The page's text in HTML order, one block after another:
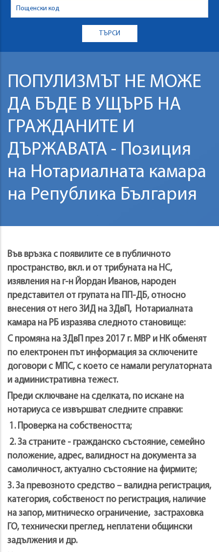
ПОПУЛИЗМЪТ НЕ МОЖЕ
ДА БЪДЕ В УЩЪРБ НА
ГРАЖДАНИТЕ И
ДЪРЖАВАТА - Позиция
на Нотариалната камара
на Република България
Във връзка с появилите се в публичното
пространство, вкл. и от трибуната на НС,
изявления на г-н Йордан Иванов, народен
представител от групата на ПП-ДБ, относно
внесения от него ЗИД на ЗДвП, Нотариалната
камара на РБ изразява следното становище:
С промяна на ЗДвП през 2017 г. МВР и НК обменят
по електронен път информация за сключените
договори с МПС, с което се намали регулаторната
и административна тежест.
Преди сключване на сделката, по искане на
нотариуса се извършват следните справки:
1. Проверка на собствеността;
2. За страните - гражданско състояние, семейно
положение, адрес, валидност на документа за
самоличност, актуално състояние на фирмите;
3. За превозното средство – валидна регистрация,
категория, собственост по регистрация, наличие
на запор, митническо ограничение, застраховка
ГО, технически преглед, неплатени общински
задължения и др.